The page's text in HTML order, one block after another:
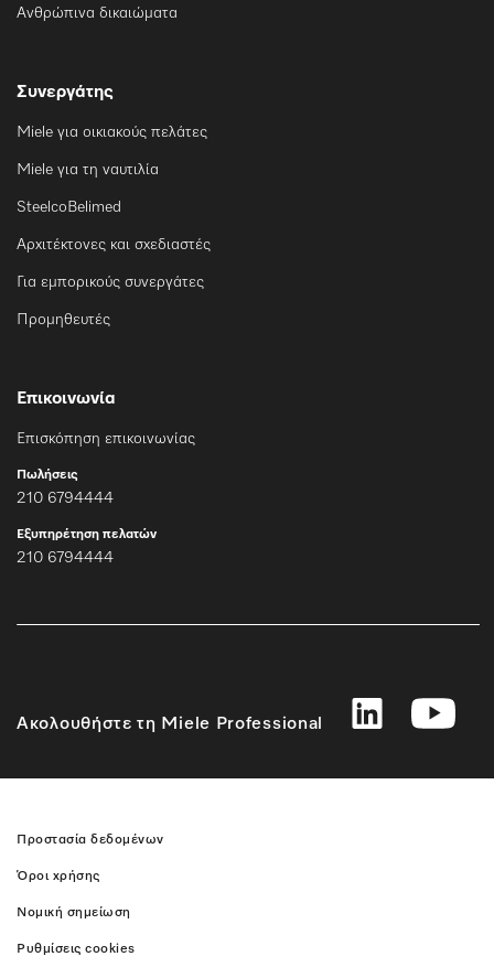
Ανθρώπινα δικαιώματα
Συνεργάτης
Miele για οικιακούς πελάτες
Miele για τη ναυτιλία
SteelcoBelimed
Αρχιτέκτονες και σχεδιαστές
Για εμπορικούς συνεργάτες
Προμηθευτές
Επικοινωνία
Επισκόπηση επικοινωνίας
Πωλήσεις
210 6794444
Εξυπηρέτηση πελατών
210 6794444
Ακολουθήστε τη Miele Professional
Προστασία δεδομένων
Όροι χρήσης
Νομική σημείωση
Ρυθμίσεις cookies